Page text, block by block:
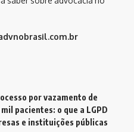
por vazamento de
pacientes: o que a LGPD
e instituições públicas